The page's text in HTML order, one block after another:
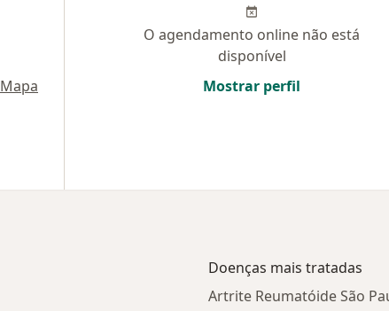
Mapa
O agendamento online não está
disponível
Mostrar perfil
Doenças mais tratadas
Artrite Reumatóide São